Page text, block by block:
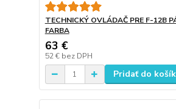
TECHNICKÝ OVLÁDAČ PRE F-12B
FARBA
63 €
52 € bez DPH
Pridať do